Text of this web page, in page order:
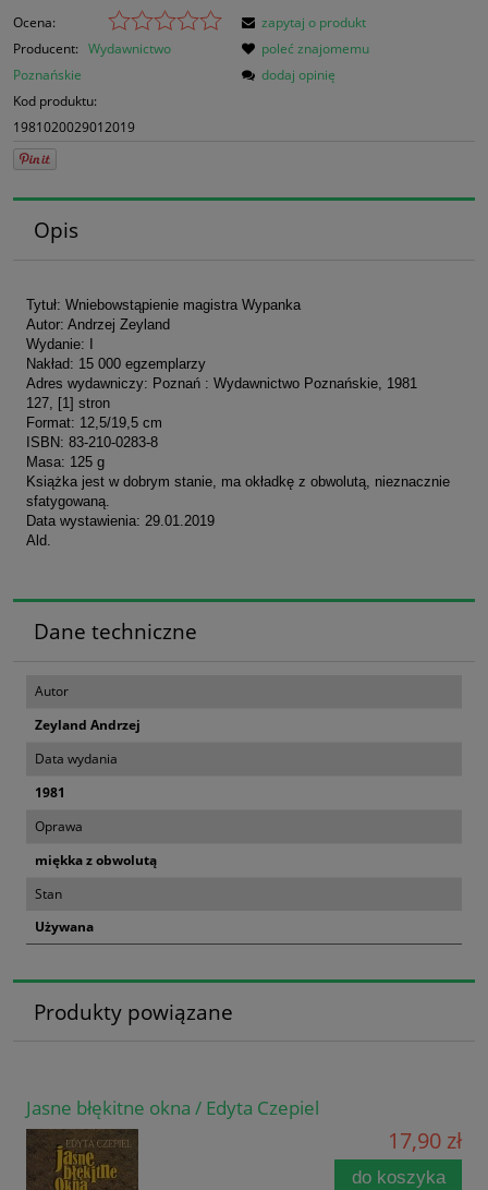
Ocena:
Producent: Wydawnictwo
Poznańskie
Kod produktu:
1981020029012019
zapytaj o produkt
poleć znajomemu
dodaj opinię
Opis
Tytuł: Wniebowstąpienie magistra Wypanka
Autor: Andrzej Zeyland
Wydanie: I
Nakład: 15 000 egzemplarzy
Adres wydawniczy: Poznań : Wydawnictwo Poznańskie, 1981
127, [1] stron
Format: 12,5/19,5 cm
ISBN: 83-210-0283-8
Masa: 125 g
Książka jest w dobrym stanie, ma okładkę z obwolutą, nieznacznie
sfatygowaną.
Data wystawienia: 29.01.2019
Ald.
Dane techniczne
Autor
Zeyland Andrzej
Data wydania
1981
Oprawa
miękka z obwolutą
Stan
Używana
Produkty powiązane
Jasne błękitne okna / Edyta Czepiel
17,90 zł
do koszyka